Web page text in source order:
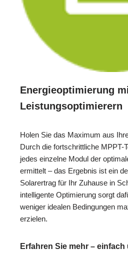
Energieoptimierung
Leistungsoptimierern
Holen Sie das Maximum aus
Durch die fortschrittliche MPPT-
jedes einzelne Modul der
ermittelt – das Ergebnis ist ein
Solarertrag für Ihr Zuhause in
intelligente Optimierung sorgt
weniger idealen Bedingungen
erzielen.
Erfahren Sie mehr –